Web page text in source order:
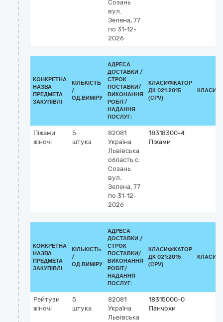
Созань
вул.
Зелена, 77
по 31-12-
2026
КОНКРЕТНА
НАЗВА
ПРЕДМЕТА
ЗАКУПІВЛІ
КІЛЬКІСТЬ
/
ОД.ВИМІРУ
АДРЕСА
ДОСТАВКИ /
СТРОК
ПОСТАВКИ/
ВИКОНАННЯ
РОБІТ/
НАДАННЯ
ПОСЛУГ:
КЛАСИФІКАТОР
ДК 021:2015
(CPV)
Піжами
жіночі
5
штука
82081
Україна
Львівська
область с.
Созань
вул.
Зелена, 77
по 31-12-
2026
18318300-4
Піжами
КОНКРЕТНА
НАЗВА
ПРЕДМЕТА
ЗАКУПІВЛІ
КІЛЬКІСТЬ
/
ОД.ВИМІРУ
АДРЕСА
ДОСТАВКИ /
СТРОК
ПОСТАВКИ/
ВИКОНАННЯ
РОБІТ/
НАДАННЯ
ПОСЛУГ:
КЛАСИФІКАТОР
ДК 021:2015
(CPV)
Рейтузи
жіночі
5
штука
82081
Україна
Львівська
18315000-0
Панчохи